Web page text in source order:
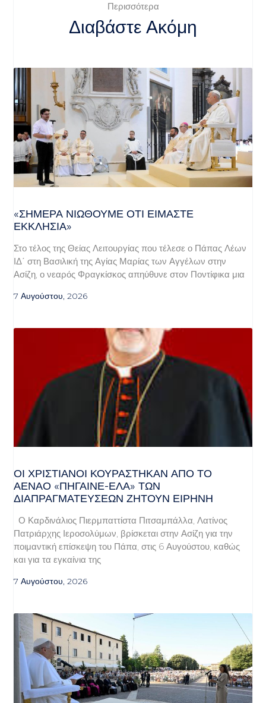
Περισσότερα
Διαβάστε Ακόμη
«ΣΉΜΕΡΑ ΝΙΏΘΟΥΜΕ ΌΤΙ ΕΊΜΑΣΤΕ
ΕΚΚΛΗΣΊΑ»
Στο τέλος της Θείας Λειτουργίας που τέλεσε ο Πάπας Λέων
ΙΔ΄ στη Βασιλική της Αγίας Μαρίας των Αγγέλων στην
Ασίζη, ο νεαρός Φραγκίσκος απηύθυνε στον Ποντίφικα μια
7 Αυγούστου, 2026
ΟΙ ΧΡΙΣΤΙΑΝΟΊ ΚΟΥΡΆΣΤΗΚΑΝ ΑΠΌ ΤΟ
ΑΈΝΑΟ «ΠΉΓΑΙΝΕ-ΈΛΑ» ΤΩΝ
ΔΙΑΠΡΑΓΜΑΤΕΎΣΕΩΝ ΖΗΤΟΎΝ ΕΙΡΉΝΗ
Ο Καρδινάλιος Πιερμπαττίστα Πιτσαμπάλλα, Λατίνος
Πατριάρχης Ιεροσολύμων, βρίσκεται στην Ασίζη για την
ποιμαντική επίσκεψη του Πάπα, στις 6 Αυγούστου, καθώς
και για τα εγκαίνια της
7 Αυγούστου, 2026